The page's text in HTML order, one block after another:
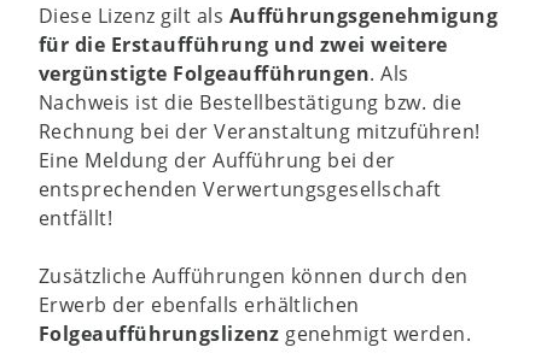
Diese Lizenz gilt als Aufführungsgenehmigung
für die Erstaufführung und zwei weitere
vergünstigte Folgeaufführungen. Als
Nachweis ist die Bestellbestätigung bzw. die
Rechnung bei der Veranstaltung mitzuführen!
Eine Meldung der Aufführung bei der
entsprechenden Verwertungsgesellschaft
entfällt!
Zusätzliche Aufführungen können durch den
Erwerb der ebenfalls erhältlichen
Folgeaufführungslizenz genehmigt werden.